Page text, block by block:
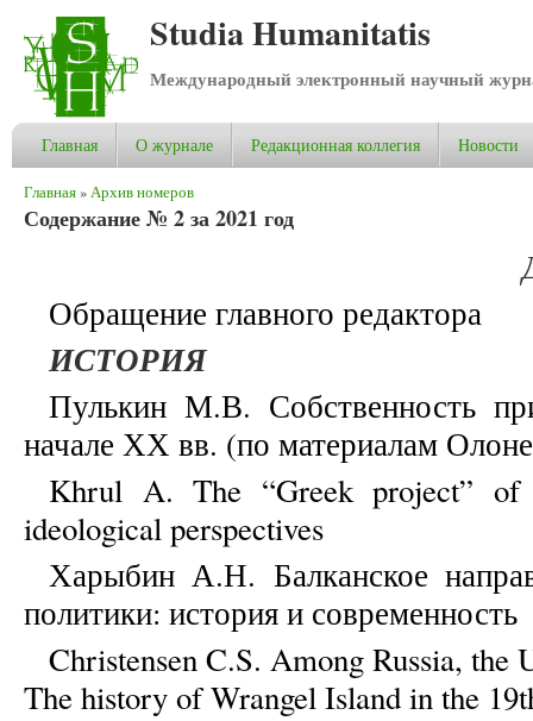
Studia Humanitatis
Международный электронный научный
Главная О журнале Редакционная коллегия Новости
Вы здесь
Главная»Архив номеров
Содержание № 2 за 2021 год
Обращение главного редактора
ИСТОРИЯ
Пулькин М.В. Собственность
начале ХХ вв. (по материалам
Khrul A. The “Greek project”
ideological perspectives
Харыбин А.Н. Балканское
политики: история и современность
Christensen C.S. Among Russia, the
The history of Wrangel Island in the